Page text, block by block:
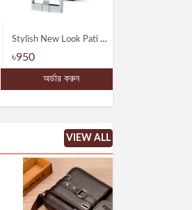
Stylish New Look Pati Belts
৳950
অর্ডার করুন
VIEW ALL